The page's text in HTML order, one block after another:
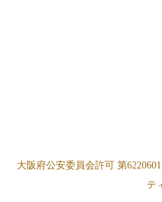
大阪府公安委員会許可 第
テ